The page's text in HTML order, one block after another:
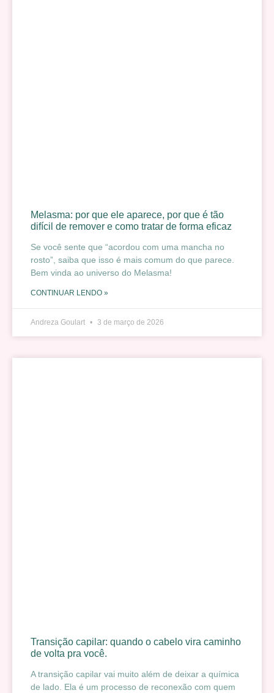
Melasma: por que ele aparece, por que é tão
difícil de remover e como tratar de forma eficaz
Se você sente que “acordou com uma mancha no
rosto”, saiba que isso é mais comum do que parece.
Bem vinda ao universo do Melasma!
CONTINUAR LENDO »
Andreza Goulart 3 de março de 2026
Transição capilar: quando o cabelo vira caminho
de volta pra você.
A transição capilar vai muito além de deixar a química
de lado. Ela é um processo de reconexão com quem